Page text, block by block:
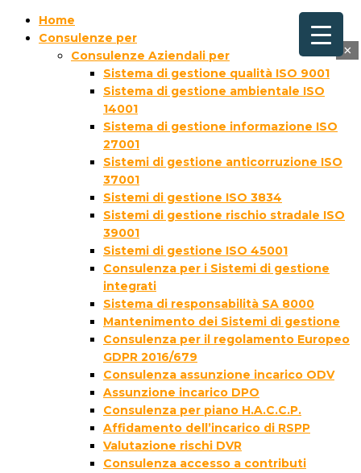
Home
Consulenze per
Consulenze Aziendali per
Sistema di gestione qualità ISO 9001
Sistema di gestione ambientale ISO
14001
Sistema di gestione informazione ISO
27001
Sistemi di gestione anticorruzione ISO
37001
Sistemi di gestione ISO 3834
Sistemi di gestione rischio stradale ISO
39001
Sistemi di gestione ISO 45001
Consulenza per i Sistemi di gestione
integrati
Sistema di responsabilità SA 8000
Mantenimento dei Sistemi di gestione
Consulenza per il regolamento Europeo
GDPR 2016/679
Consulenza assunzione incarico ODV
Assunzione incarico DPO
Consulenza per piano H.A.C.C.P.
Affidamento dell’incarico di RSPP
Valutazione rischi DVR
Consulenza accesso a contributi
×